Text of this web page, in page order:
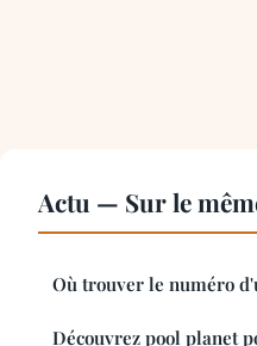
Actu — Sur le
Où trouver le numéro
Découvrez pool planet